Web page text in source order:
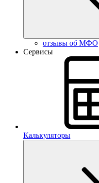
отзывы об МФО
Сервисы
Калькуляторы